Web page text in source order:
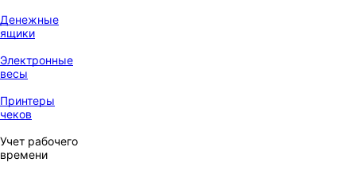
Денежные
ящики
Электронные
весы
Принтеры
чеков
Учет рабочего
времени